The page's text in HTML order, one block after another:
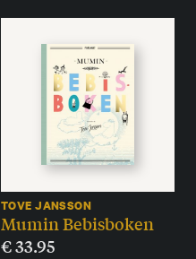
TOVE JANSSON
Mumin Bebisboken
€33.95